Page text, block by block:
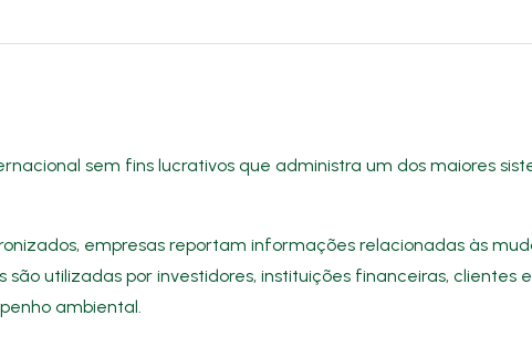
sem fins lucrativos que administra um dos maiores
empresas reportam informações relacionadas às
são utilizadas por investidores, instituições financeiras, clientes
ambiental.